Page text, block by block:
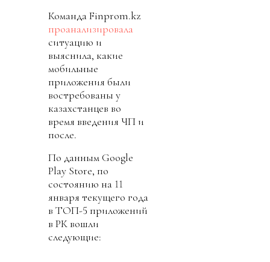
Команда Finprom.kz
проанализировала
ситуацию и
выяснила, какие
мобильные
приложения были
востребованы у
казахстанцев во
время введения ЧП и
после.
По данным Google
Play Store, по
состоянию на 11
января текущего года
в ТОП-5 приложений
в РК вошли
следующие: